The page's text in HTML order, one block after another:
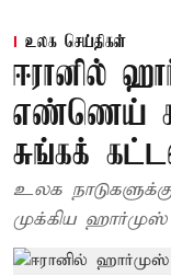
உலக செய்திகள்
ஈரானில்
எண்ணெய்
சுங்கக்
உலக
முக்கிய